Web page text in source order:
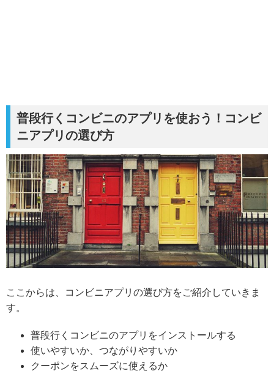
普段行くコンビニのアプリを使おう！コンビ
ニアプリの選び方
ここからは、コンビニアプリの選び方をご紹介していきま
す。
普段行くコンビニのアプリをインストールする
使いやすいか、つながりやすいか
クーポンをスムーズに使えるか